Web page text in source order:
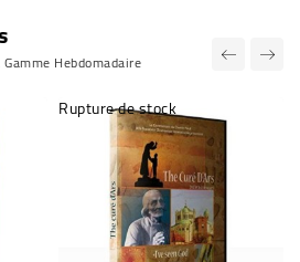
Hebdomadaire
Rupture de stock